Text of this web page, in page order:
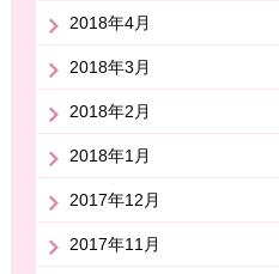
2018年4月
2018年3月
2018年2月
2018年1月
2017年12月
2017年11月